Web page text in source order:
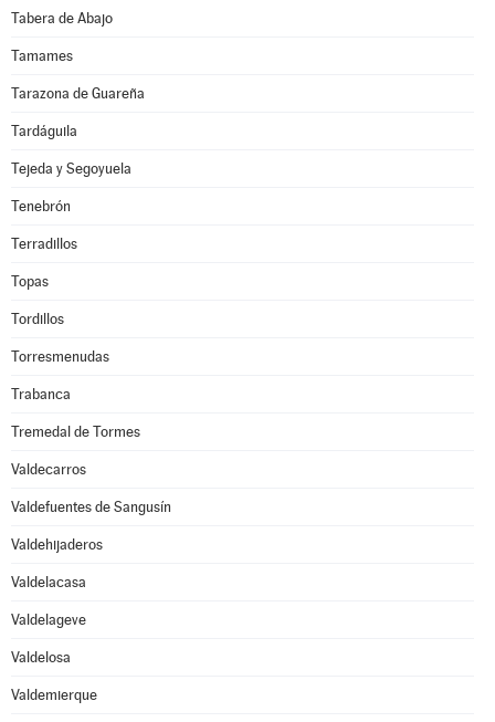
Tabera de Abajo
Tamames
Tarazona de Guareña
Tardáguila
Tejeda y Segoyuela
Tenebrón
Terradillos
Topas
Tordillos
Torresmenudas
Trabanca
Tremedal de Tormes
Valdecarros
Valdefuentes de Sangusín
Valdehijaderos
Valdelacasa
Valdelageve
Valdelosa
Valdemierque